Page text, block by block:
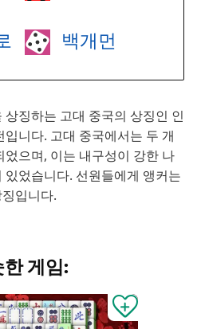
백개먼
징하는 고대 중국의 상징인 인
니다. 고대 중국에서는 두 개
으며, 이는 내구성이 강한 나
었습니다. 선원들에게 앵커는
입니다.
한 게임: